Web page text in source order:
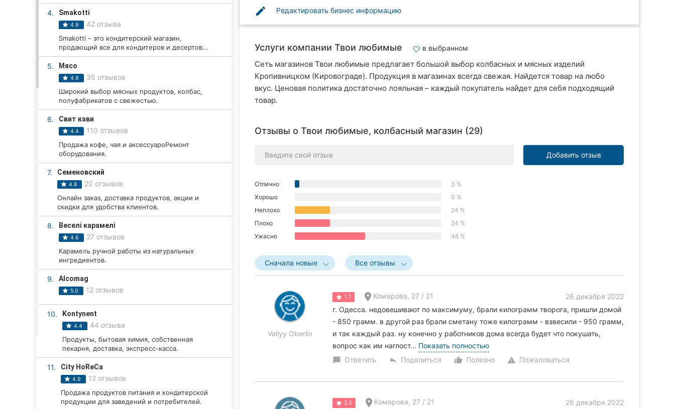
Кропивницкий
Житомир
Хмельницкий
Запорожье
Кривой Рог
Чернигов
4. Smakotti
4.9 42 отзыва
Smakotti – это кондитерский магазин,
продающий все для кондитеров и десертов...
5. Мясо
4.9 35 отзывов
Широкий выбор мясных продуктов, колбас,
полуфабрикатов с свежестью.
6. Свит кави
4.4 110 отзывов
Продажа кофе, чая и аксессуароРемонт
оборудования.
7. Семеновский
4.8 20 отзывов
Онлайн заказ, доставка продуктов, акции и
скидки для удобства клиентов.
8. Веселі карамелі
4.6 27 отзывов
Карамель ручной работы из натуральных
ингредиентов.
9. Alcomag
5.0 12 отзывов
10. Kontynent
4.4 44 отзыва
Продукты, бытовая химия, собственная
пекарня, доставка, экспресс-касса.
11. City HoReCa
4.9 12 отзывов
Продажа продуктов питания и кондитерской
продукции для заведений и потребителей.
edit Редактировать бизнес информацию
Услуги компании Твои любимые в выбранном
Сеть магазинов Твои любимые предлагает большой выбор колбасных и мясных изделий
Кропивницком (Кировограде). Продукция в магазинах всегда свежая. Найдется товар на любо
вкус. Ценовая политика достаточно лояльная – каждый покупатель найдет для себя подходящий
товар.
Отзывы о Твои любимые, колбасный магазин (29)
Добавить отзыв
Отлично
3 %
Хорошо
0 %
Неплохо
24 %
Плохо
24 %
Ужасно
48 %
Сначала новые Все отзывы
Vallyy Oberlin
1.7 Комарова, 27 / 21
26 декабря 2022
г. Одесса. недовешивают по максимуму, брали килограмм творога, пришли домой
- 850 грамм. в другой раз брали сметану тоже килограмм - взвесили - 950 грамм,
и так каждый раз. ну конечно у работников дома всегда будет что покушать,
вопрос как им наглост... Показать полностью
chat_bubble Ответить reply Поделиться thumb_up_alt
Полезно warning Пожаловаться
2.3 Комарова, 27 / 21
26 декабря 2022